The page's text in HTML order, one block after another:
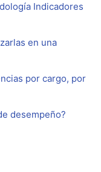
Indicadores
en una
por cargo, por
desempeño?